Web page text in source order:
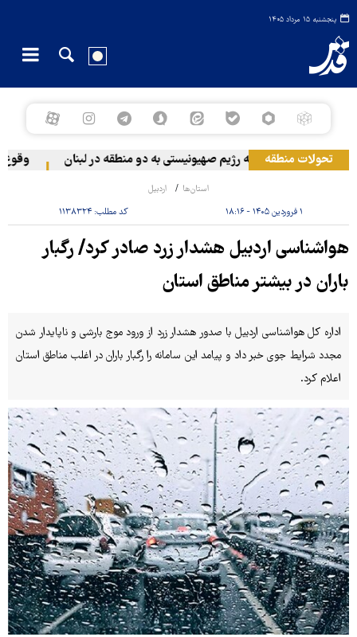
پنجشنبه ۱۵ مرداد ۱۴۰۵
تحولات منطقهحمله رژیم صهیونیستی به دو منطقه در لبنان وقوع
استان‌ها اردبیل
۱ فروردین ۱۴۰۵ - ۱۸:۱۶ کد مطلب:۱۱۳۸۳۲۴
هواشناسی اردبیل هشدار زرد صادر کرد/ رگبار
باران در بیشتر مناطق استان
اداره کل هواشناسی اردبیل با صدور هشدار زرد از ورود موج بارشی و ناپایدار شدن
مجدد شرایط جوی خبر داد و پیامد این سامانه را رگبار باران در اغلب مناطق استان
اعلام کرد.